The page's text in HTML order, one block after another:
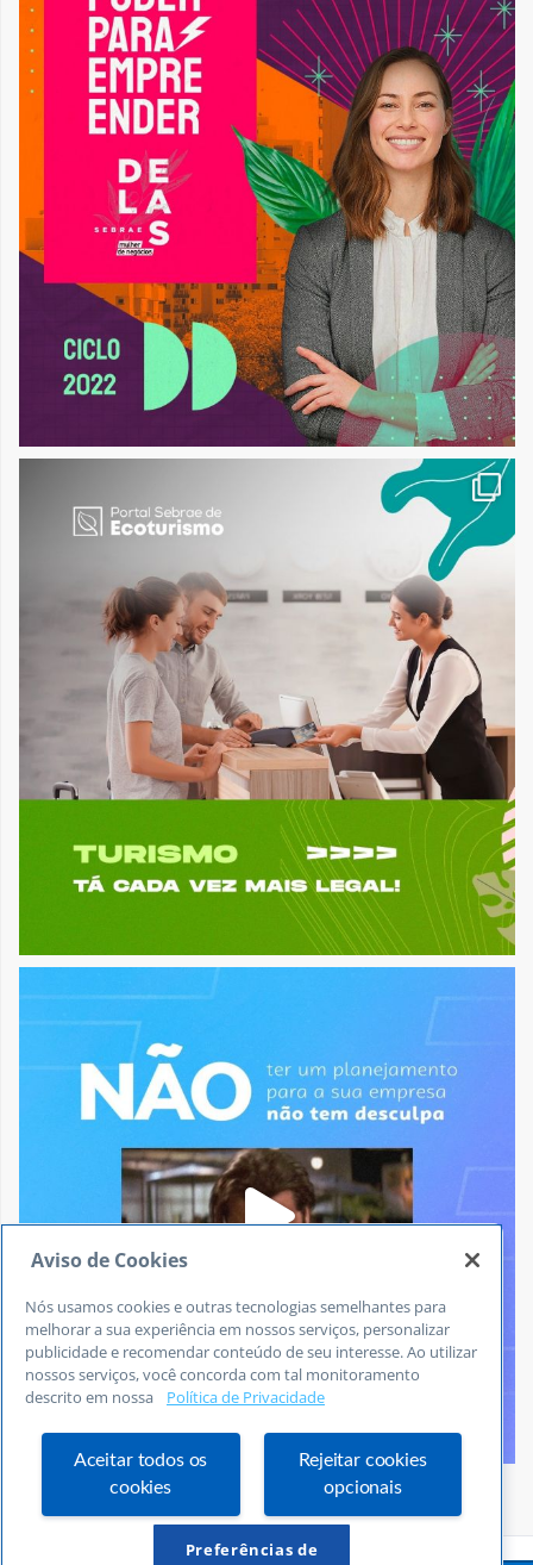
Siga no Instagram
Aviso de Cookies
Nós usamos cookies e outras tecnologias semelhantes para
melhorar a sua experiência em nossos serviços, personalizar
publicidade e recomendar conteúdo de seu interesse. Ao utilizar
nossos serviços, você concorda com tal monitoramento
descrito em nossa
Política de Privacidade
Aceitar todos os
cookies
Rejeitar cookies
opcionais
Preferências de